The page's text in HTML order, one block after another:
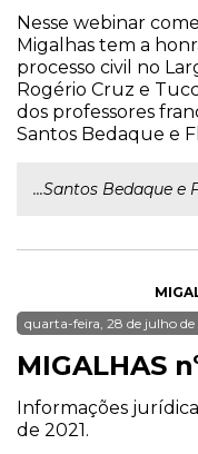
Nesse webinar
Migalhas tem a
processo civil no
Rogério Cruz e
dos professores
Santos Bedaque e
...Santos Bedaque e
quarta-feira, 28 de julho de
MIGALHAS
Informações
de 2021.